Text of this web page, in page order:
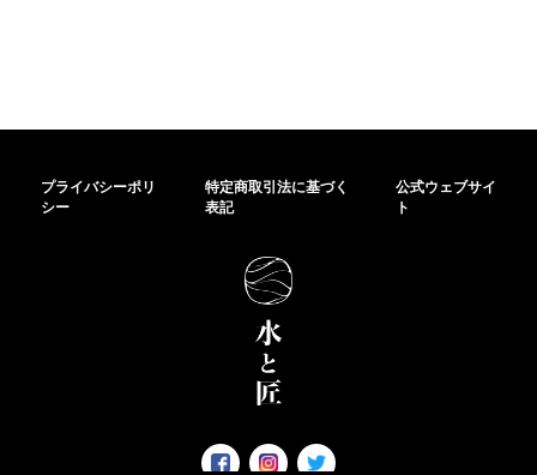
プライバシーポリ
シー
特定商取引法に基づく
表記
公式ウェブサイ
ト